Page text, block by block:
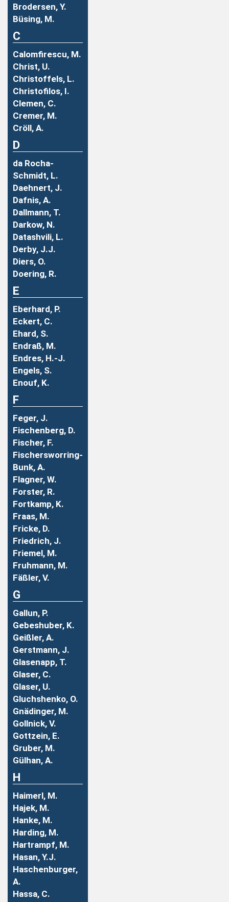
Brodersen, Y.
Büsing, M.
C
Calomfirescu, M.
Christ, U.
Christoffels, L.
Christofilos, I.
Clemen, C.
Cremer, M.
Cröll, A.
D
da Rocha-
Schmidt, L.
Daehnert, J.
Dafnis, A.
Dallmann, T.
Darkow, N.
Datashvili, L.
Derby, J.J.
Diers, O.
Doering, R.
E
Eberhard, P.
Eckert, C.
Ehard, S.
Endraß, M.
Endres, H.-J.
Engels, S.
Enouf, K.
F
Feger, J.
Fischenberg, D.
Fischer, F.
Fischersworring-
Bunk, A.
Flagner, W.
Forster, R.
Fortkamp, K.
Fraas, M.
Fricke, D.
Friedrich, J.
Friemel, M.
Fruhmann, M.
Fäßler, V.
G
Gallun, P.
Gebeshuber, K.
Geißler, A.
Gerstmann, J.
Glasenapp, T.
Glaser, C.
Glaser, U.
Gluchshenko, O.
Gnädinger, M.
Gollnick, V.
Gottzein, E.
Gruber, M.
Gülhan, A.
H
Haimerl, M.
Hajek, M.
Hanke, M.
Harding, M.
Hartrampf, M.
Hasan, Y.J.
Haschenburger,
A.
Hassa, C.